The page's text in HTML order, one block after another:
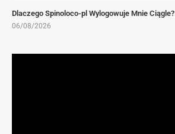
Dlaczego Spinoloco-pl Wylogowuje Mnie Ciągle?
06/08/2026